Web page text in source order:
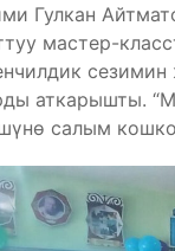
Гулкан
мастер-
аткарышты.
салым